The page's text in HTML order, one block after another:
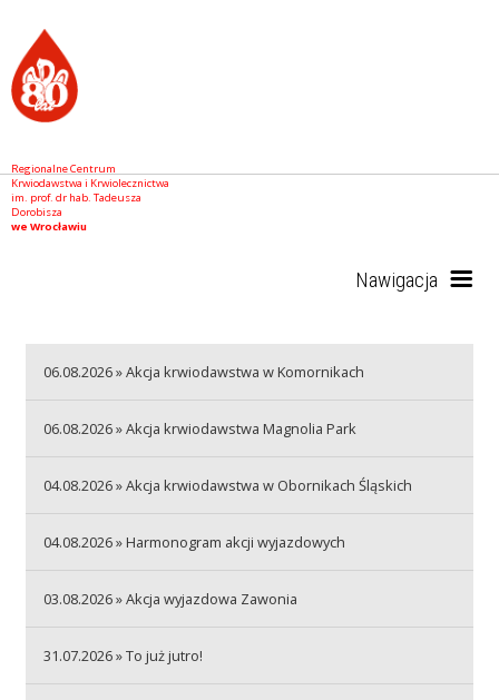
Regionalne Centrum
Krwiodawstwa i Krwiolecznictwa
im. prof. dr hab. Tadeusza
Dorobisza
we Wrocławiu
Nawigacja
Akcje wyjazdowe
06.08.2026 » Akcja krwiodawstwa w Komornikach
06.08.2026 » Akcja krwiodawstwa Magnolia Park
04.08.2026 » Akcja krwiodawstwa w Obornikach Śląskich
04.08.2026 » Harmonogram akcji wyjazdowych
03.08.2026 » Akcja wyjazdowa Zawonia
31.07.2026 » To już jutro!